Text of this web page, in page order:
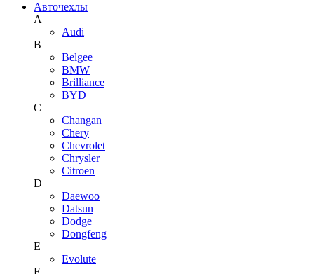
Авточехлы
A
Audi
B
Belgee
BMW
Brilliance
BYD
C
Changan
Chery
Chevrolet
Chrysler
Citroen
D
Daewoo
Datsun
Dodge
Dongfeng
E
Evolute
F